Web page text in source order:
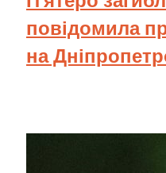
повідомила
на